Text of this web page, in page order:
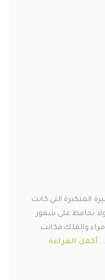
المتكبرة التي كانت
تحافظ على شعور
والملك فكانت
أكمل القراءة